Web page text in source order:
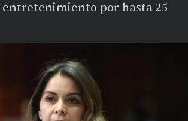
por hasta 25